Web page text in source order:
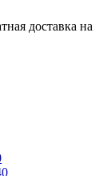
доставка на